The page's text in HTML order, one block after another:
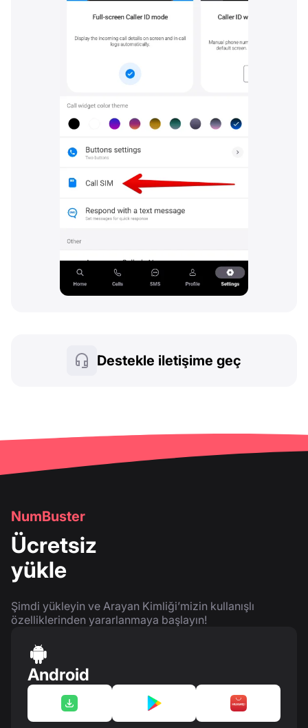
Destekle iletişime geç
NumBuster
Ücretsiz
yükle
Şimdi yükleyin ve Arayan Kimliği’mizin kullanışlı
özelliklerinden yararlanmaya başlayın!
Android